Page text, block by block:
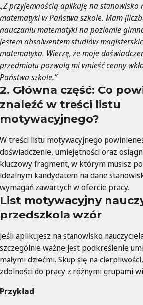
„Z przyjemnością aplikuję na stanowisko
matematyki w Państwa szkole. Mam
nauczaniu matematyki na poziomie
jestem absolwentem studiów
matematyka. Wierzę, że moje
przedmiotu pozwolą mi wnieść cenny
Państwa szkole.”
2. Główna część: Co
znaleźć w treści listu
motywacyjnego?
W treści listu motywacyjnego
doświadczenie, umiejętności oraz
kluczowy fragment, w którym musisz
idealnym kandydatem na dane
wymagań zawartych w ofercie pracy.
List motywacyjny
przedszkola wzór
Jeśli aplikujesz na stanowisko
szczególnie ważne jest podkreślenie
małymi dziećmi. Skup się na
zdolności do pracy z różnymi grupami
Przykład